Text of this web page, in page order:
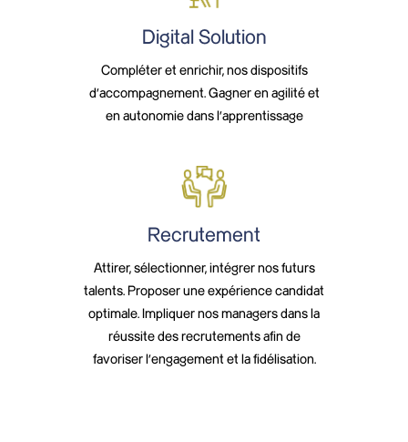
Digital Solution
Compléter et enrichir, nos dispositifs
d’accompagnement. Gagner en agilité et
en autonomie dans l’apprentissage
Recrutement
Attirer, sélectionner, intégrer nos futurs
talents. Proposer une expérience candidat
optimale. Impliquer nos managers dans la
réussite des recrutements afin de
favoriser l’engagement et la fidélisation.